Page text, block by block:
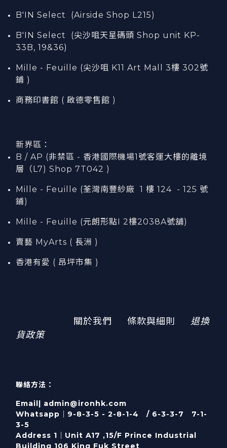
B'IN Select (Airside Shop L215)
B'IN Select (尖沙咀天星碼頭 Shop unit KP-
33B, 19&36)
Mille - Feuille (尖沙咀 K11 Art Mall 3樓 302號
鋪 )
商務印書館 ( 啟德零售館 )
新界區：
B / AP (非禁區 - 香港國際機場1號客運大樓的離境
層（L7) Shop 7T042 )
Mille - Feuille (荃灣南豐紗廠 1 樓 124 - 125 號
鋪)
Mille - Feuille (元朗形點I 2樓2038A號舖)
賣藝 MyArts ( 長洲 )
香港有愛 ( 昂坪市集 )
關於我們 條款與細則
退換
貨政策
聯絡方法：
Email| admin@ironhk.com
Whatsapp｜9-8-3-5 - 2-8-1-4 / 6-3-3-7 7-1-
3-5
Address 1｜ Unit A17 ,15/F Prince Industrial
Building 106 King Fuk Street